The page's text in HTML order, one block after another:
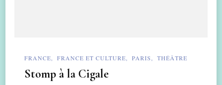
FRANCE FRANCE ET CULTURE PARIS THÉÂTRE
Stomp à la Cigale